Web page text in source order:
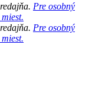
Pre osobný
Pre osobný